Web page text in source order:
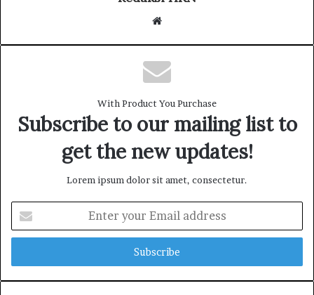
s
t
e
With Product You Purchase
Subscribe to our mailing list to
get the new updates!
Lorem ipsum dolor sit amet, consectetur.
t
r
y